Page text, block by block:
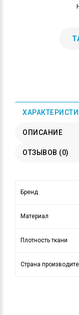
ОПИСАНИЕ
ОТЗЫВОВ (0)
Бренд
Материал
Плотность ткани
Страна